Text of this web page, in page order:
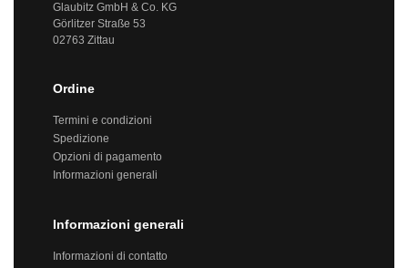
Glaubitz GmbH & Co. KG
Görlitzer Straße 53
02763 Zittau
Ordine
Termini e condizioni
Spedizione
Opzioni di pagamento
Informazioni generali
Informazioni generali
Informazioni di contatto